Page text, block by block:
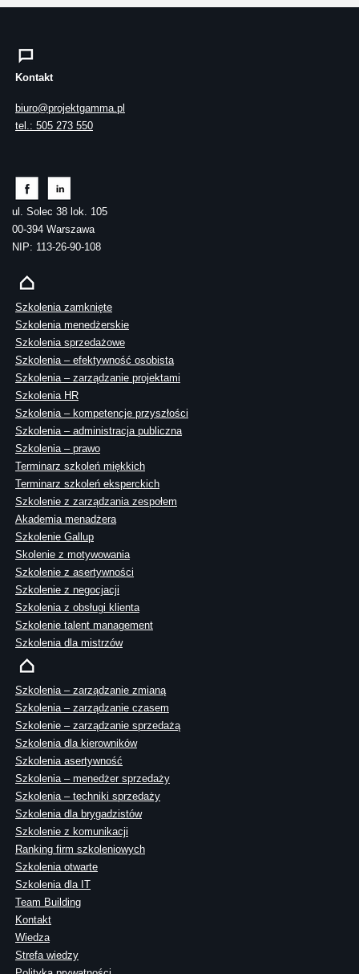
Kontakt
biuro@projektgamma.pl
tel.: 505 273 550
ul. Solec 38 lok. 105
00-394 Warszawa
NIP: 113-26-90-108
Szkolenia zamknięte
Szkolenia menedżerskie
Szkolenia sprzedażowe
Szkolenia – efektywność osobista
Szkolenia – zarządzanie projektami
Szkolenia HR
Szkolenia – kompetencje przyszłości
Szkolenia – administracja publiczna
Szkolenia – prawo
Terminarz szkoleń miękkich
Terminarz szkoleń eksperckich
Szkolenie z zarządzania zespołem
Akademia menadżera
Szkolenie Gallup
Skolenie z motywowania
Szkolenie z asertywności
Szkolenie z negocjacji
Szkolenia z obsługi klienta
Szkolenie talent management
Szkolenia dla mistrzów
Szkolenia – zarządzanie zmianą
Szkolenia – zarządzanie czasem
Szkolenie – zarządzanie sprzedażą
Szkolenia dla kierowników
Szkolenia asertywność
Szkolenia – menedżer sprzedaży
Szkolenia – techniki sprzedaży
Szkolenia dla brygadzistów
Szkolenie z komunikacji
Ranking firm szkoleniowych
Szkolenia otwarte
Szkolenia dla IT
Team Building
Kontakt
Wiedza
Strefa wiedzy